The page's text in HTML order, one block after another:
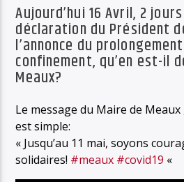
Aujourd’hui 16 Avril, 2
déclaration du Président
l’annonce du
confinement, qu’en est-il
Meaux?
Le message du Maire de Meaux
est simple:
« Jusqu’au 11 mai, soyons
solidaires! #meaux #covid19 «